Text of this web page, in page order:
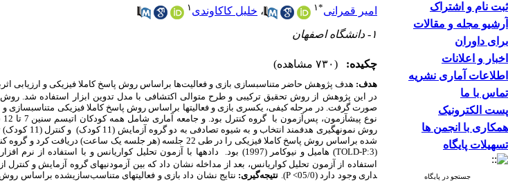
ثبت نام و اشتراک
آرشیو مجله و مقالات
برای داوران
اخبار و اعلانات
اطلاعات آماری نشریه
تماس با ما
پست الکترونیک
همکاری با انجمن ها
تسهیلات پایگاه
جستجو در پایگاه
امیر قمرانی*۱ ، خلیل کاکاوندی ۱
۱- دانشگاه اصفهان
چکیده: (۷۳۰ مشاهده)
هدف: هدف پژوهش حاضر متناسب­سازی بازی و فعالیت‌ها براساس روش پاسخ کاملا فیزیکی و ارزیابی
در این پژوهش از روش تحقیق ترکیبی و طرح متوالی اکتشافی با مدل تدوین ابزار استفاده شد. روش
صورت گرفت. در مرحله کیفی، یکسری بازی و فعالیت­ها براساس روش پاسخ کاملا فیزیکی متناسب­سازی
نوع پیش­آزمون، پس‌آزمون با گروه کنترل بود. و جامعه آماری شامل همه کودکان اتیسم سنین 7 تا 12 سال شهر قم (62 کودک) بودند که از بین آنان 22 کودک
روش نمونه­گیری هدفمند انتخاب و به شیوه تصادفی به دو گروه آزمایش (11 کودک) و کنترل (11 کودک) تقسیم شدند. گروه آزمایش بازی و فعالیت­های متناسب
شده براساس روش پاسخ کاملا فیزیکی را در طی 22 جلسه (هر جلسه­ یک
(
TOLD-P:3) هامیلو نیوکامر (1997) بود. داده­ها با آزمون تحلیل کواریانس و با استفاده از نرم افزار
استفاده از آزمون تحلیل کواریانس، بعد از مداخله نشان داد که بین آزمودنی­های گروه آزمایش و کنترل
داری وجود دارد (05/0>
P
). نتیجه‌گیری: نتایج نشان داد بازی و فعالیت­های متناسب‌سازی­شده براساس روش